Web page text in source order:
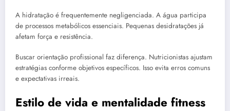
A hidratação é frequentemente negligenciada. A água participa
de processos metabólicos essenciais. Pequenas desidratações já
afetam força e resistência.
Buscar orientação profissional faz diferença. Nutricionistas ajustam
estratégias conforme objetivos específicos. Isso evita erros comuns
e expectativas irreais.
Estilo de vida e mentalidade fitness